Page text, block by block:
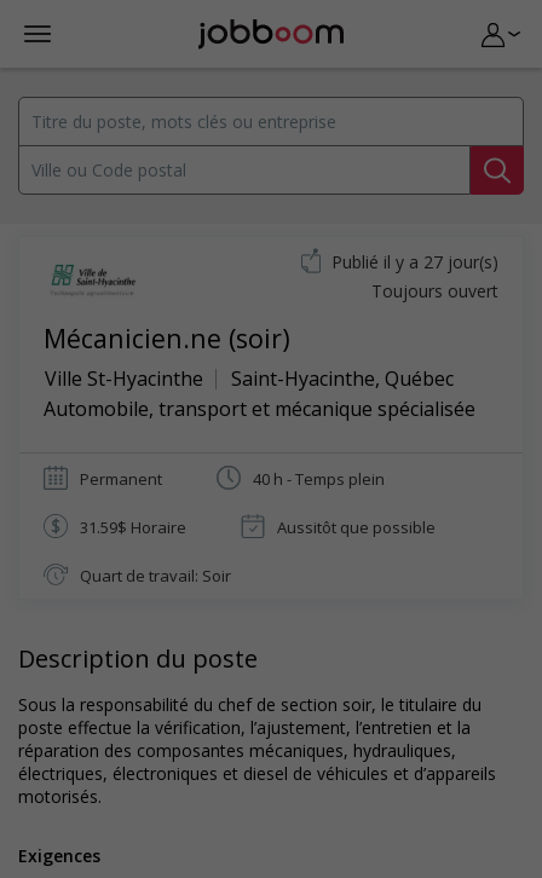
Mécanicien.ne (soir)
Ville St-Hyacinthe Saint-Hyacinthe, Québec
Automobile, transport et mécanique spécialisée
Publié il y a 27 jour(s)
Toujours ouvert
Permanent 40 h - Temps plein
31.59$ Horaire Aussitôt que possible
Quart de travail: Soir
Description du poste
Sous la responsabilité du chef de section soir, le titulaire du
poste effectue la vérification, l’ajustement, l’entretien et la
réparation des composantes mécaniques, hydrauliques,
électriques, électroniques et diesel de véhicules et d’appareils
motorisés.
Exigences